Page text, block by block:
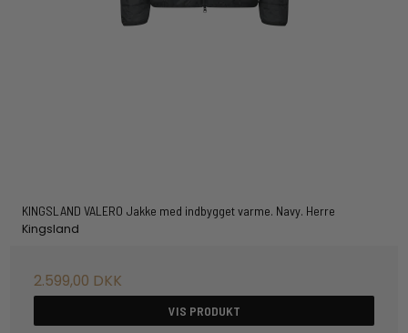
KINGSLAND VALERO Jakke med indbygget varme. Navy. Herre
Kingsland
2.599,00 DKK
VIS PRODUKT